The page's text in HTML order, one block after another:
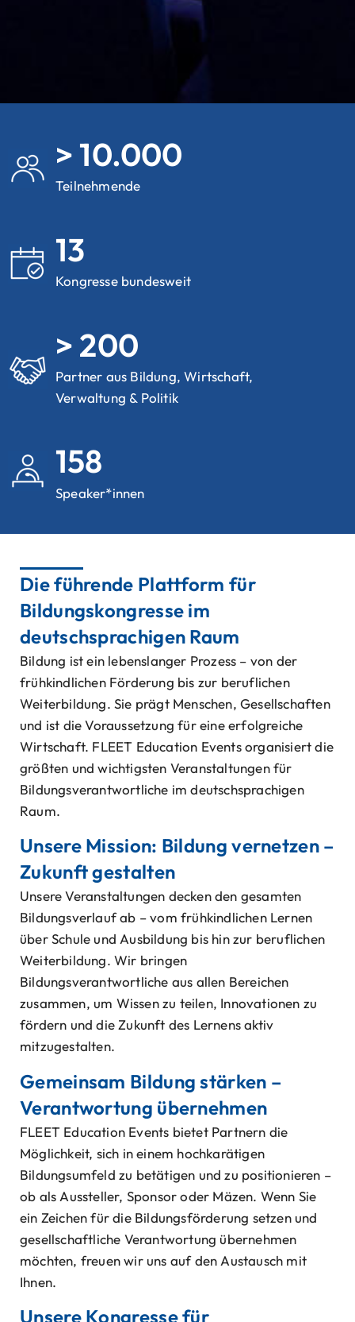
> 10.000
Teilnehmende
13
Kongresse bundesweit
> 200
Partner aus Bildung, Wirtschaft,
Verwaltung & Politik
158
Speaker*innen
Die führende Plattform für
Bildungskongresse im
deutschsprachigen Raum
Bildung ist ein lebenslanger Prozess – von der
frühkindlichen Förderung bis zur beruflichen
Weiterbildung. Sie prägt Menschen, Gesellschaften
und ist die Voraussetzung für eine erfolgreiche
Wirtschaft. FLEET Education Events organisiert die
größten und wichtigsten Veranstaltungen für
Bildungsverantwortliche im deutschsprachigen
Raum.
Unsere Mission: Bildung vernetzen –
Zukunft gestalten
Unsere Veranstaltungen decken den gesamten
Bildungsverlauf ab – vom frühkindlichen Lernen
über Schule und Ausbildung bis hin zur beruflichen
Weiterbildung. Wir bringen
Bildungsverantwortliche aus allen Bereichen
zusammen, um Wissen zu teilen, Innovationen zu
fördern und die Zukunft des Lernens aktiv
mitzugestalten.
Gemeinsam Bildung stärken –
Verantwortung übernehmen
FLEET Education Events bietet Partnern die
Möglichkeit, sich in einem hochkarätigen
Bildungsumfeld zu betätigen und zu positionieren –
ob als Aussteller, Sponsor oder Mäzen. Wenn Sie
ein Zeichen für die Bildungsförderung setzen und
gesellschaftliche Verantwortung übernehmen
möchten, freuen wir uns auf den Austausch mit
Ihnen.
Unsere Kongresse für